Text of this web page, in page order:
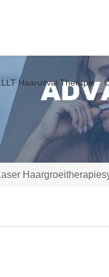
Haaruitval Therapie